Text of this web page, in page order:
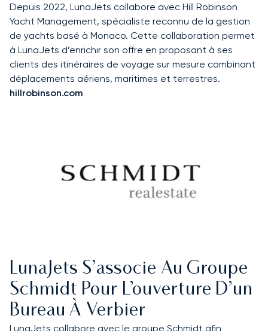
Depuis 2022, LunaJets collabore avec Hill Robinson
Yacht Management, spécialiste reconnu de la gestion
de yachts basé à Monaco. Cette collaboration permet
à LunaJets d’enrichir son offre en proposant à ses
clients des itinéraires de voyage sur mesure combinant
déplacements aériens, maritimes et terrestres.
hillrobinson.com
LunaJets S’associe Au Groupe
Schmidt Pour L’ouverture D’un
Bureau À Verbier
LunaJets collabore avec le groupe Schmidt afin